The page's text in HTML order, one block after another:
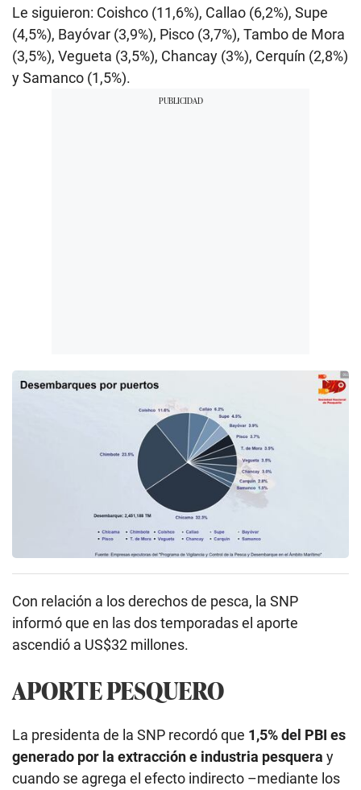
Le siguieron: Coishco (11,6%), Callao (6,2%), Supe
(4,5%), Bayóvar (3,9%), Pisco (3,7%), Tambo de Mora
(3,5%), Vegueta (3,5%), Chancay (3%), Cerquín (2,8%)
y Samanco (1,5%).
Con relación a los derechos de pesca, la SNP
informó que en las dos temporadas el aporte
ascendió a US$32 millones.
APORTE PESQUERO
La presidenta de la SNP recordó que 1,5% del PBI es
generado por la extracción e industria pesquera y
cuando se agrega el efecto indirecto –mediante los